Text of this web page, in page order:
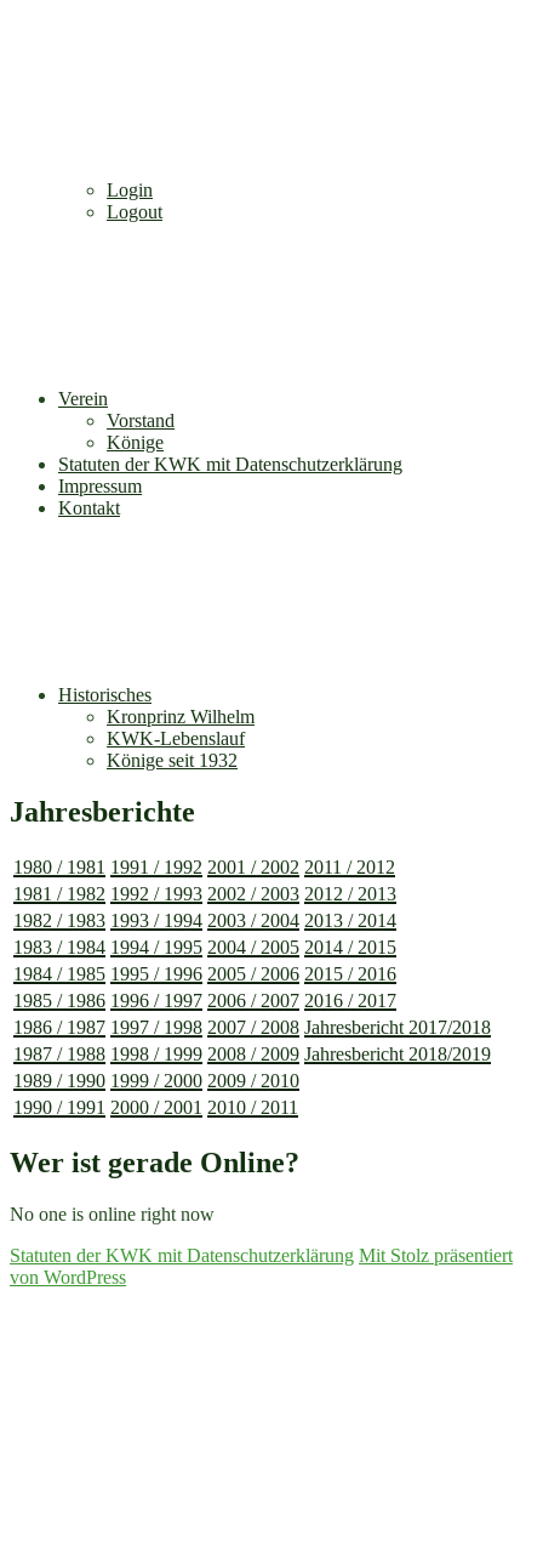
Login
Logout
Verein
Vorstand
Könige
Statuten der KWK mit Datenschutzerklärung
Impressum
Kontakt
Historisches
Kronprinz Wilhelm
KWK-Lebenslauf
Könige seit 1932
Jahresberichte
1980 / 1981 1991 / 1992 2001 / 2002 2011 / 2012
1981 / 1982 1992 / 1993 2002 / 2003 2012 / 2013
1982 / 1983 1993 / 1994 2003 / 2004 2013 / 2014
1983 / 1984 1994 / 1995 2004 / 2005 2014 / 2015
1984 / 1985 1995 / 1996 2005 / 2006 2015 / 2016
1985 / 1986 1996 / 1997 2006 / 2007 2016 / 2017
1986 / 1987 1997 / 1998 2007 / 2008 Jahresbericht 2017/2018
1987 / 1988 1998 / 1999 2008 / 2009 Jahresbericht 2018/2019
1989 / 1990 1999 / 2000 2009 / 2010
1990 / 1991 2000 / 2001 2010 / 2011
Wer ist gerade Online?
No one is online right now
Statuten der KWK mit Datenschutzerklärung Mit Stolz präsentiert
von WordPress